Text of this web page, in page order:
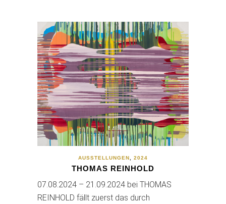
AUSSTELLUNGEN 2024
THOMAS REINHOLD
07.08.2024 – 21.09.2024 bei THOMAS
REINHOLD fällt zuerst das durch